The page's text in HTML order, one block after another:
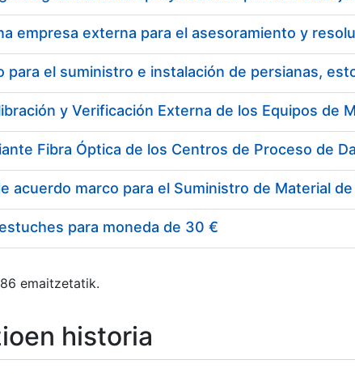
para el suministro e instalación de persianas,
para moneda de 30 €
emaitzetatik.
historia